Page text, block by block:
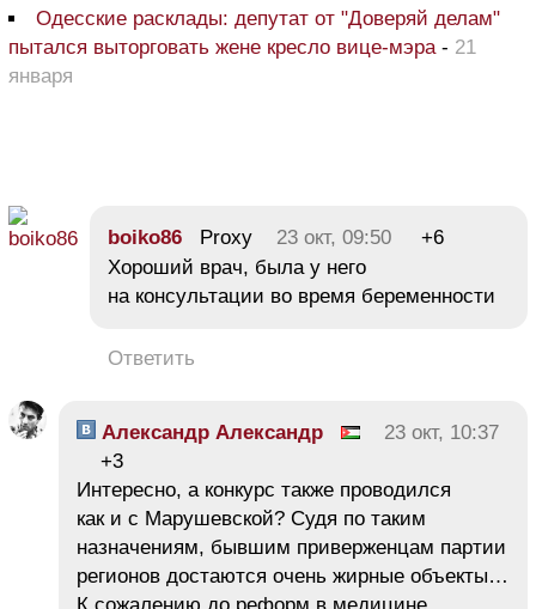
Одесские расклады: депутат от "Доверяй делам"
пытался выторговать жене кресло вице-мэра- 21
января
boiko86 Proxy 23 окт, 09:50
+6
Хороший врач, была у него
на консультации во время беременности
Ответить
Александр Александр
23 окт, 10:37
+3
Интересно, а конкурс также проводился
как и с Марушевской? Судя по таким
назначениям, бывшим приверженцам партии
регионов достаются очень жирные объекты…